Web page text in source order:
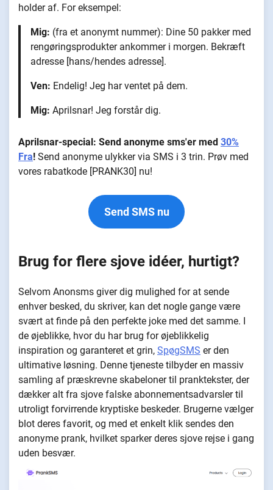
holder af. For eksempel:
Mig: (fra et anonymt nummer): Dine 50 pakker med
rengøringsprodukter ankommer i morgen. Bekræft
adresse [hans/hendes adresse].
Ven: Endelig! Jeg har ventet på dem.
Mig: Aprilsnar! Jeg forstår dig.
Aprilsnar-special: Send anonyme sms'er med 30%
Fra! Send anonyme ulykker via SMS i 3 trin. Prøv med
vores rabatkode [PRANK30] nu!
Send SMS nu
Brug for flere sjove idéer, hurtigt?
Selvom Anonsms giver dig mulighed for at sende
enhver besked, du skriver, kan det nogle gange være
svært at finde på den perfekte joke med det samme. I
de øjeblikke, hvor du har brug for øjeblikkelig
inspiration og garanteret et grin, SpøgSMS er den
ultimative løsning. Denne tjeneste tilbyder en massiv
samling af præskrevne skabeloner til pranktekster, der
dækker alt fra sjove falske abonnementsadvarsler til
utroligt forvirrende kryptiske beskeder. Brugerne vælger
blot deres favorit, og med et enkelt klik sendes den
anonyme prank, hvilket sparker deres sjove rejse i gang
uden besvær.